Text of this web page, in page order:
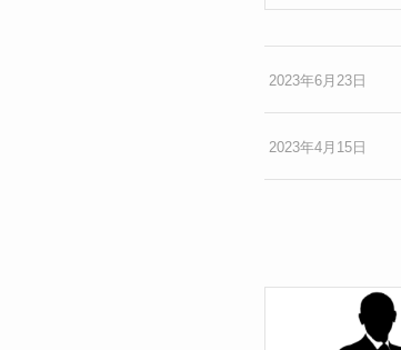
2023年6月23日
2023年4月15日